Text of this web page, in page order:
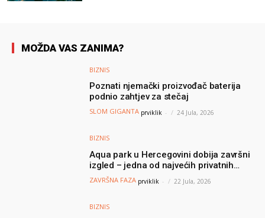
MOŽDA VAS ZANIMA?
BIZNIS
Poznati njemački proizvođač baterija
podnio zahtjev za stečaj
SLOM GIGANTA prviklik - 24 Jula, 2026
BIZNIS
Aqua park u Hercegovini dobija završni
izgled – jedna od najvećih privatnih
turističkih investicija vrijedna oko 50
ZAVRŠNA FAZA prviklik - 22 Jula, 2026
BIZNIS